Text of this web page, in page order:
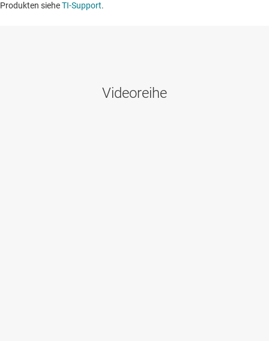
Produkten sieheTI-Support. ​​​​​​​​​​​​​​
Videoreihe